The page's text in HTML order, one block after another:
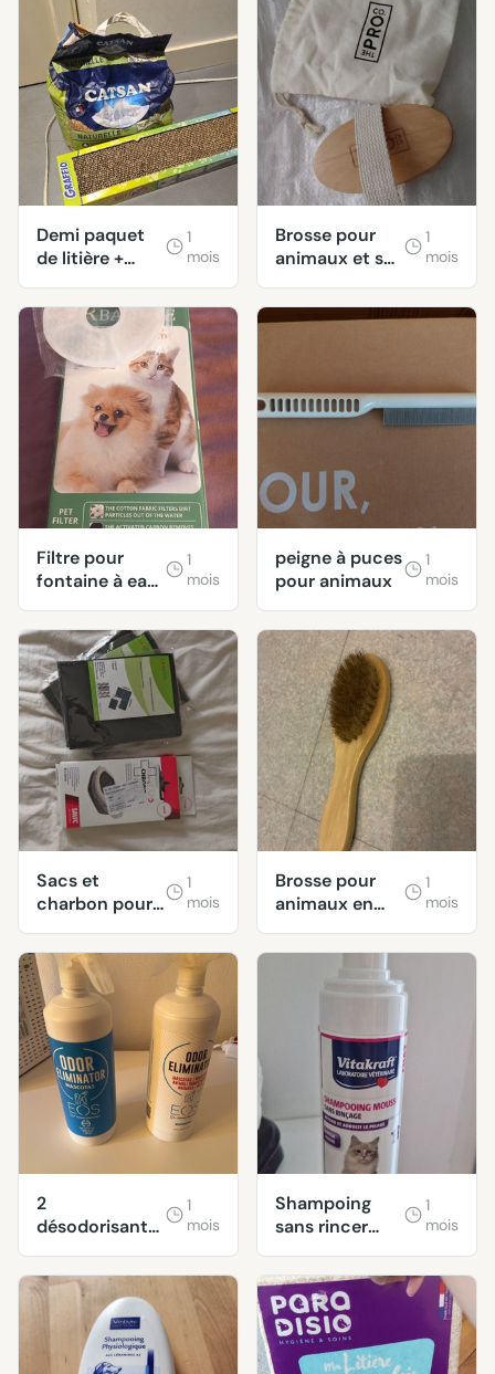
Demi paquet
de litière +
grattoir
1
mois
Brosse pour
animaux et sa
pochette de
rangement
1
mois
Filtre pour
fontaine à eau
pour animaux
1
mois
peigne à puces
pour animaux
1
mois
Sacs et
charbon pour
litière
1
mois
Brosse pour
animaux en
bois
1
mois
2
désodorisants
pour animaux
1
mois
Shampoing
sans rincer
pour chat
1
mois